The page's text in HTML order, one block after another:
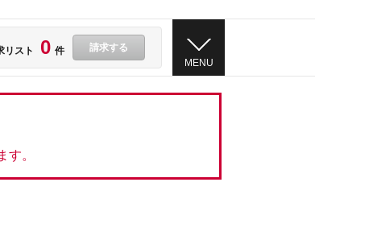
MENU
リスト 0 件 請求する
。